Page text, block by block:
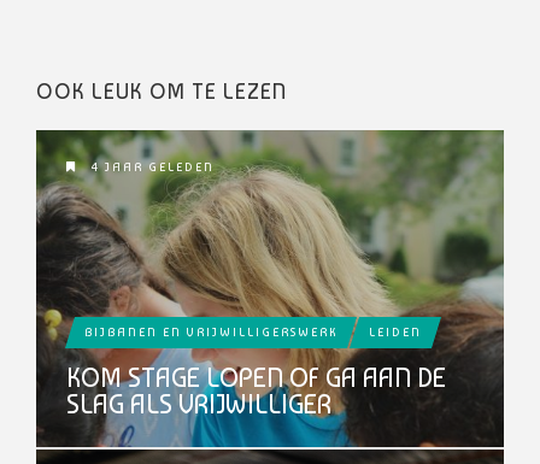
OOK LEUK OM TE LEZEN
4 JAAR GELEDEN
BIJBANEN EN VRIJWILLIGERSWERK LEIDEN
KOM STAGE LOPEN OF GA AAN DE
SLAG ALS VRIJWILLIGER